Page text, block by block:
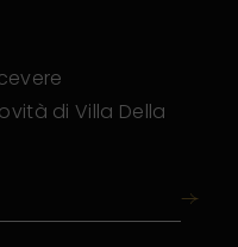
di Villa Della